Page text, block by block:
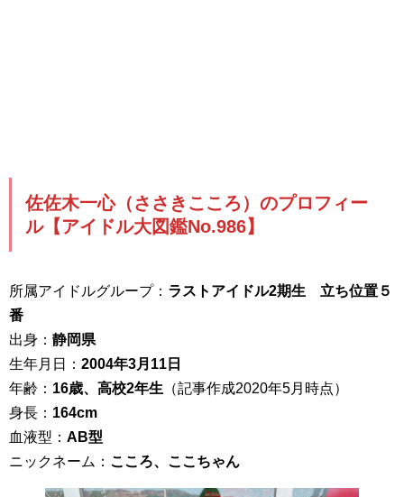
佐佐木一心（ささきこころ）のプロフィー
ル【アイドル大図鑑No.986】
所属アイドルグループ： ラストアイドル2期生 立ち位置５
番
出身： 静岡県
生年月日： 2004年3月11日
年齢： 16歳、高校2年生 （記事作成2020年5月時点）
身長： 164cm
血液型： AB型
ニックネーム： こころ、ここちゃん